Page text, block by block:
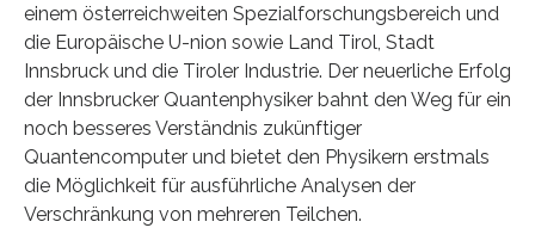
einem österreichweiten Spezialforschungsbereich und
die Europäische U-nion sowie Land Tirol, Stadt
Innsbruck und die Tiroler Industrie. Der neuerliche Erfolg
der Innsbrucker Quantenphysiker bahnt den Weg für ein
noch besseres Verständnis zukünftiger
Quantencomputer und bietet den Physikern erstmals
die Möglichkeit für ausführliche Analysen der
Verschränkung von mehreren Teilchen.